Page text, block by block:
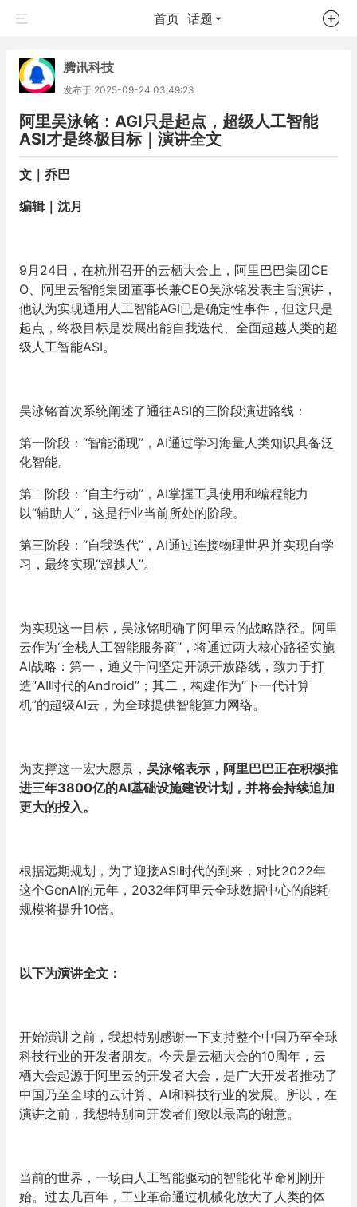
首页 话题
腾讯科技
发布于 2025-09-24 03:49:23
阿里吴泳铭：AGI只是起点，超级人工智能
ASI才是终极目标｜演讲全文
文｜乔巴
编辑｜沈月
9月24日，在杭州召开的云栖大会上，阿里巴巴集团CE
O、阿里云智能集团董事长兼CEO吴泳铭发表主旨演讲，
他认为实现通用人工智能AGI已是确定性事件，但这只是
起点，终极目标是发展出能自我迭代、全面超越人类的超
级人工智能ASI。
吴泳铭首次系统阐述了通往ASI的三阶段演进路线：
第一阶段：“智能涌现”，AI通过学习海量人类知识具备泛
化智能。
第二阶段：“自主行动”，AI掌握工具使用和编程能力
以“辅助人”，这是行业当前所处的阶段。
第三阶段：“自我迭代”，AI通过连接物理世界并实现自学
习，最终实现“超越人”。
为实现这一目标，吴泳铭明确了阿里云的战略路径。阿里
云作为“全栈人工智能服务商”，将通过两大核心路径实施
AI战略：第一，通义千问坚定开源开放路线，致力于打
造“AI时代的Android”；其二，构建作为“下一代计算
机”的超级AI云，为全球提供智能算力网络。
为支撑这一宏大愿景， 吴泳铭表示，阿里巴巴正在积极推
进三年3800亿的AI基础设施建设计划，并将会持续追加
更大的投入。
根据远期规划，为了迎接ASI时代的到来，对比2022年
这个GenAI的元年，2032年阿里云全球数据中心的能耗
规模将提升10倍。
以下为演讲全文：
开始演讲之前，我想特别感谢一下支持整个中国乃至全球
科技行业的开发者朋友。今天是云栖大会的10周年，云
栖大会起源于阿里云的开发者大会，是广大开发者推动了
中国乃至全球的云计算、AI和科技行业的发展。所以，在
演讲之前，我想特别向开发者们致以最高的谢意。
当前的世界，一场由人工智能驱动的智能化革命刚刚开
始。过去几百年，工业革命通过机械化放大了人类的体